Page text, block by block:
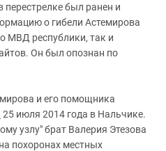
перестрелке был ранен и
о гибели Астемирова
МВД республики, так и
Он был опознан по
и его помощника
25 июля 2014 года в Нальчике.
узлу" брат Валерия Этезова
похоронах местных